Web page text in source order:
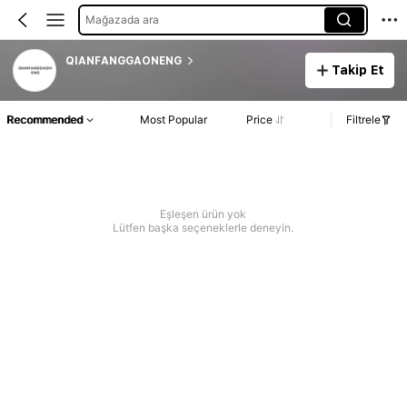
Mağazada ara
QIANFANGGAONENG
Takip Et
Recommended Most Popular Price Filtrele
Eşleşen ürün yok
Lütfen başka seçeneklerle deneyin.